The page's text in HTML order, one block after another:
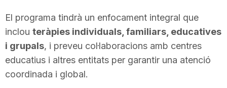
a
El programa tindrà un enfocament integral que
inclou teràpies individuals, familiars, educatives
i grupals, i preveu col·laboracions amb centres
educatius i altres entitats per garantir una atenció
coordinada i global.